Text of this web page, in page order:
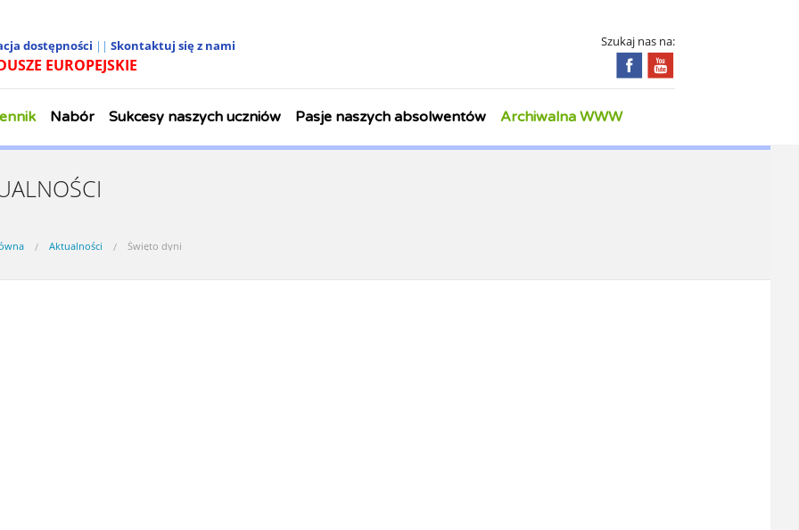
dostępności || Skontaktuj się z nami
EUROPEJSKIE
Szukaj nas na:
Nabór Sukcesy naszych uczniów Pasje naszych absolwentów Archiwalna WWW
Aktualności Święto dyni